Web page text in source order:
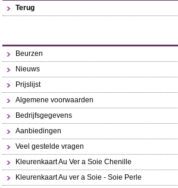
Terug
Beurzen
Nieuws
Prijslijst
Algemene voorwaarden
Bedrijfsgegevens
Aanbiedingen
Veel gestelde vragen
Kleurenkaart Au Ver a Soie Chenille
Kleurenkaart Au ver a Soie - Soie Perle